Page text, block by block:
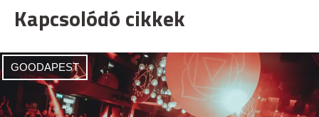
Kapcsolódó cikkek
GOODAPEST